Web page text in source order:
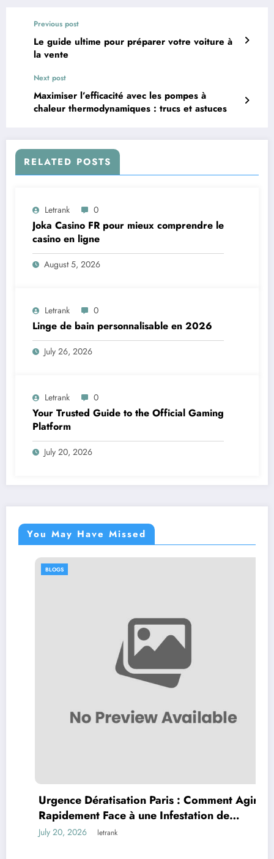
Previous post
Le guide ultime pour préparer votre voiture à
la vente
Next post
Maximiser l’efficacité avec les pompes à
chaleur thermodynamiques : trucs et astuces
RELATED POSTS
Letrank 0
Joka Casino FR pour mieux comprendre le
casino en ligne
August 5, 2026
Letrank 0
Linge de bain personnalisable en 2026
July 26, 2026
Letrank 0
Your Trusted Guide to the Official Gaming
Platform
July 20, 2026
You May Have Missed
BLOGS
Urgence Dératisation Paris : Comment Agir
Rapidement Face à une Infestation de
Rongeurs
July 20, 2026 letrank